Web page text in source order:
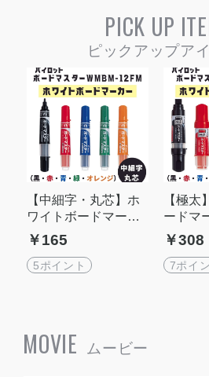
PICK UP
【中細字・丸芯】ホ
ワイトボードマーカ
ー１本（黒・赤・
青・緑・オレンジ）
パイロットボードマ
￥165
5ポイント
【極太
ードマ
（黒・
オレン
トボー
￥308
7ポイ
MOVIE